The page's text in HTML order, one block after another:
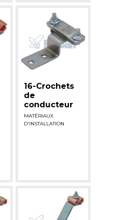
16-Crochets
de
conducteur
MATÉRIAUX
D'INSTALLATION